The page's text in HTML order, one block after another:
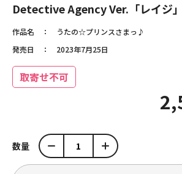
Detective Agency Ver.「レイジ」
作品名
うたの☆プリンスさまっ♪
発売日
2023年7月25日
取寄せ不可
数量